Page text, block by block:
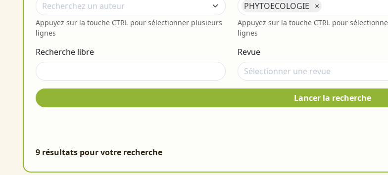
Appuyez sur la touche CTRL pour sélectionner plusieurs
lignes
PHYTOECOLOGIE ×
Appuyez sur la touche CTRL pour
lignes
Recherche libre Revue
Lancer la recherche
9 résultats pour votre recherche